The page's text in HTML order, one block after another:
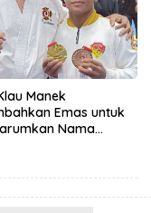
Manek
Emas untuk
Nama